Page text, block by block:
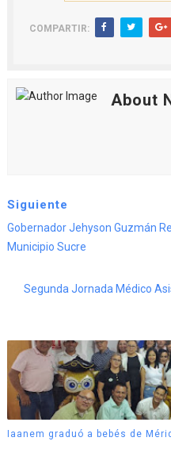
COMPARTIR:
About
Siguiente
Gobernador Jehyson Guzmán
Municipio Sucre
Segunda Jornada Médico
Iaanem graduó a bebés de